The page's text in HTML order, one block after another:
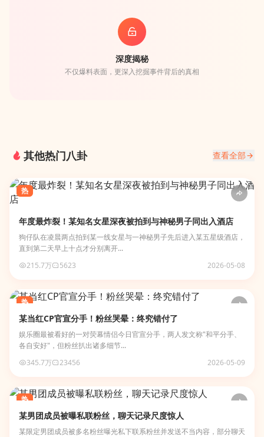
深度揭秘
不仅爆料表面，更深入挖掘事件背后的真相
其他热门八卦 查看全部
热
年度最炸裂！某知名女星深夜被拍到与神秘男子同出入酒店
狗仔队在凌晨两点拍到某一线女星与一神秘男子先后进入某五星级酒店，
直到第二天早上十点才分别离开...
215.7万
5623 2026-05-08
热
某当红CP官宣分手！粉丝哭晕：终究错付了
娱乐圈最被看好的一对荧幕情侣今日官宣分手，两人发文称"和平分手、
各自安好"，但粉丝扒出诸多细节...
345.7万
23456 2026-05-09
热
某男团成员被曝私联粉丝，聊天记录尺度惊人
某限定男团成员被多名粉丝曝光私下联系粉丝并发送不当内容，部分聊天